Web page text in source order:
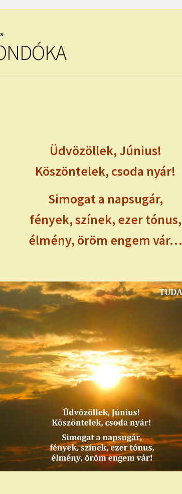
Üdvözöllek, Június!
Köszöntelek, csoda nyár!
Simogat a napsugár,
fények, színek, ezer tónus,
élmény, öröm engem vár…